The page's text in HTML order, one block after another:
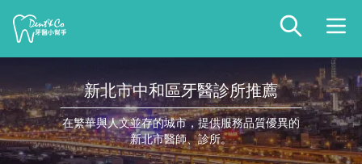
新北市中和區牙醫診所推薦
在繁華與人文並存的城市，提供服務品質優異的
新北市醫師、診所。